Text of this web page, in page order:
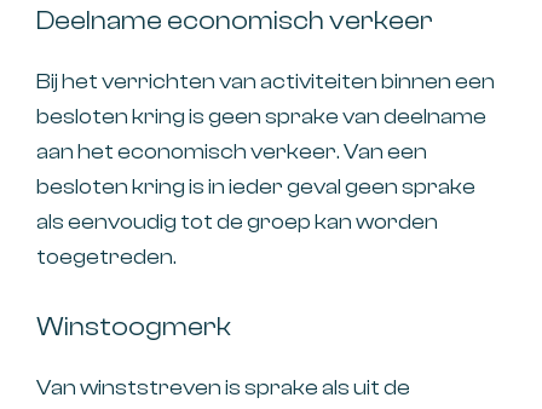
Deelname economisch verkeer
Bij het verrichten van activiteiten binnen een
besloten kring is geen sprake van deelname
aan het economisch verkeer. Van een
besloten kring is in ieder geval geen sprake
als eenvoudig tot de groep kan worden
toegetreden.
Winstoogmerk
Van winststreven is sprake als uit de